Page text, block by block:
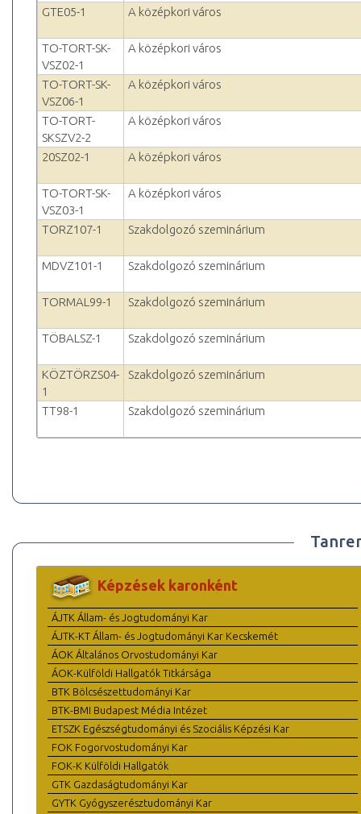
GTE05-1 A középkori város
TO-TORT-SK-
VSZ02-1
A középkori város
TO-TORT-SK-
VSZ06-1
A középkori város
TO-TORT-
SKSZV2-2
A középkori város
20SZ02-1 A középkori város
TO-TORT-SK-
VSZ03-1
A középkori város
TORZ107-1 Szakdolgozó szeminárium
MDVZ101-1 Szakdolgozó szeminárium
TORMAL99-1 Szakdolgozó szeminárium
TÖBALSZ-1 Szakdolgozó szeminárium
KÖZTÖRZS04-
1
Szakdolgozó szeminárium
TT98-1 Szakdolgozó szeminárium
Képzések karonként
ÁJTK Állam- és Jogtudományi Kar
ÁJTK-KT Állam- és Jogtudományi Kar Kecskemét
ÁOK Általános Orvostudományi Kar
ÁOK-Külföldi Hallgatók Titkársága
BTK Bölcsészettudományi Kar
BTK-BMI Budapest Média Intézet
ETSZK Egészségtudományi és Szociális Képzési Kar
FOK Fogorvostudományi Kar
FOK-K Külföldi Hallgatók
GTK Gazdaságtudományi Kar
GYTK Gyógyszerésztudományi Kar